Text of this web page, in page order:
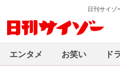
日刊サイゾ
エンタメ お笑い ド